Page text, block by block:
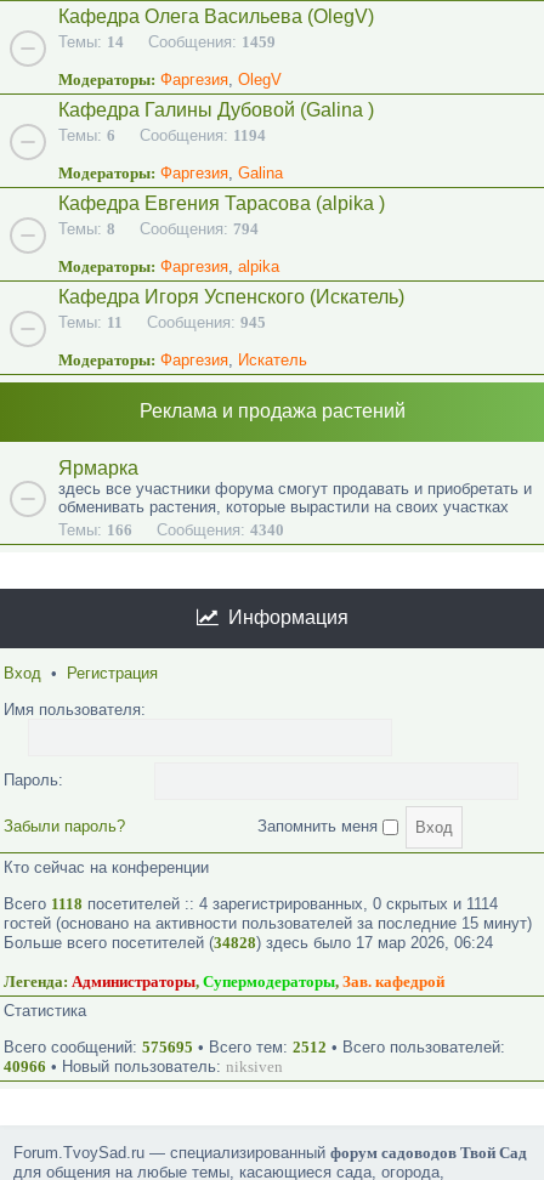
Кафедра Олега Васильева (OlegV)
Темы: 14 Сообщения: 1459
Модераторы: Фаргезия, OlegV
Кафедра Галины Дубовой (Galina )
Темы: 6 Сообщения: 1194
Модераторы: Фаргезия, Galina
Кафедра Евгения Тарасова (alpika )
Темы: 8 Сообщения: 794
Модераторы: Фаргезия, alpika
Кафедра Игоря Успенского (Искатель)
Темы: 11 Сообщения: 945
Модераторы: Фаргезия, Искатель
Реклама и продажа растений
Ярмарка
здесь все участники форума смогут продавать и приобретать и
обменивать растения, которые вырастили на своих участках
Темы: 166 Сообщения: 4340
Информация
Вход •
Регистрация
Имя пользователя:
Пароль:
Забыли пароль? Запомнить меня
Кто сейчас на конференции
Всего 1118 посетителей :: 4 зарегистрированных, 0 скрытых и 1114
гостей (основано на активности пользователей за последние 15 минут)
Больше всего посетителей (34828) здесь было 17 мар 2026, 06:24
Легенда: Администраторы, Супермодераторы, Зав. кафедрой
Статистика
Всего сообщений: 575695 • Всего тем: 2512 • Всего пользователей:
40966 • Новый пользователь: niksiven
Forum.TvoySad.ru — специализированныйфорум садоводов Твой Сад
для общения на любые темы, касающиеся сада, огорода,